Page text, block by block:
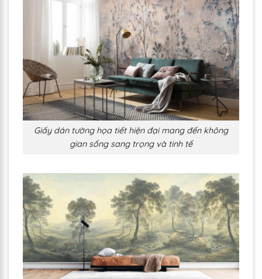
Giấy dán tường họa tiết hiện đại mang đến không
gian sống sang trọng và tinh tế